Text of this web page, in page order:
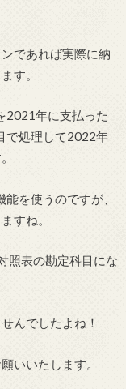
であれば実際に納
す。
2021年に支払った
で処理して2022年
を使うのですが、
すね。
照表の勘定科目にな
んでしたよね！
いいたします。